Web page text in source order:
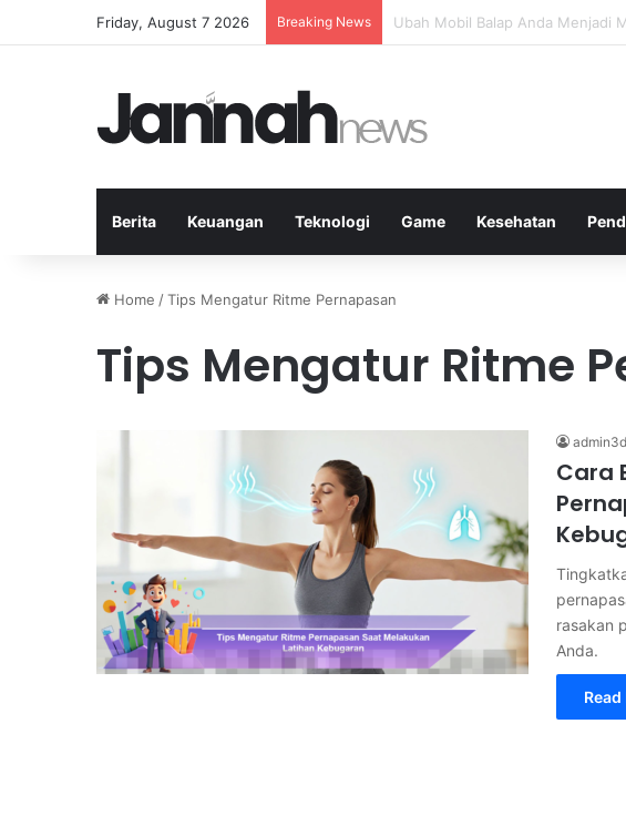
Friday, August 7 2026 Breaking News Teknik Netting Tipis yang Sulit
Berita Keuangan Teknologi Game Kesehatan
Home /Tips Mengatur Ritme Pernapasan
Tips Mengatur Ritme
admin3d
Cara
rasakan
Anda.